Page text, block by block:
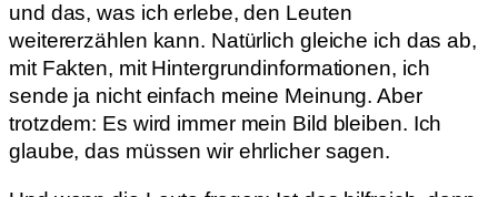
und das, was ich erlebe, den Leuten
weitererzählen kann. Natürlich gleiche ich das ab,
mit Fakten, mit Hintergrundinformationen, ich
sende ja nicht einfach meine Meinung. Aber
trotzdem: Es wird immer mein Bild bleiben. Ich
glaube, das müssen wir ehrlicher sagen.